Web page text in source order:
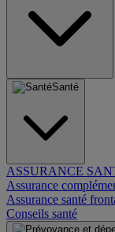
Santé
ASSURANCE
Assurance
Assurance santé
Conseils santé